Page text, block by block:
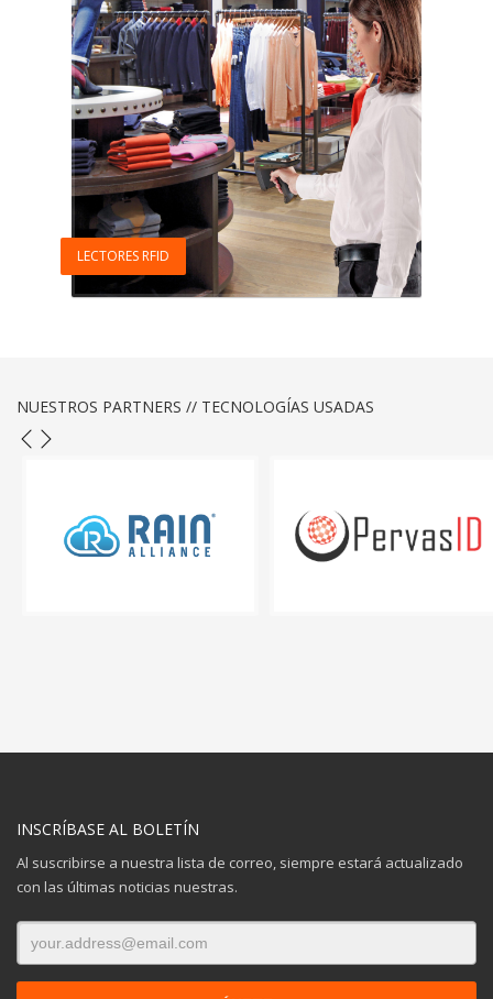
LECTORES RFID
NUESTROS PARTNERS // TECNOLOGÍAS USADAS
INSCRÍBASE AL BOLETÍN
Al suscribirse a nuestra lista de correo, siempre estará actualizado
con las últimas noticias nuestras.